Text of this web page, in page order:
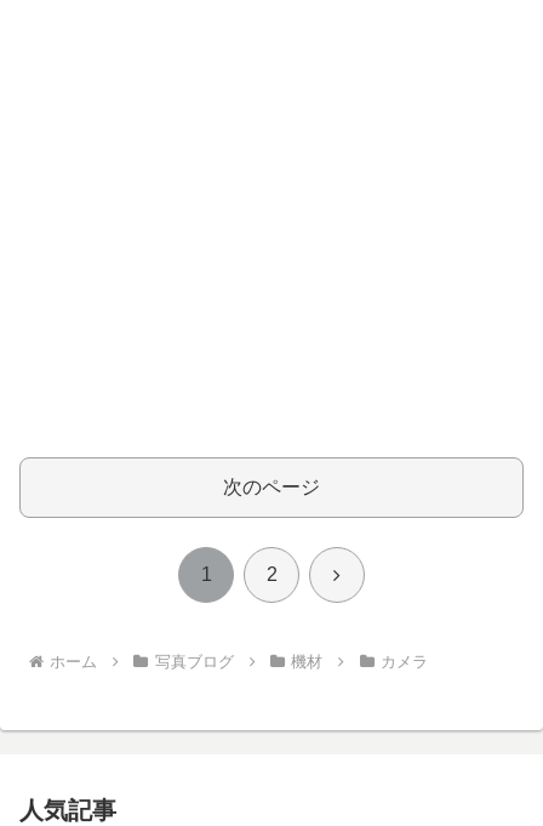
次のページ
1 2 次
ホーム 写真ブログ 機材 カメラ
人気記事